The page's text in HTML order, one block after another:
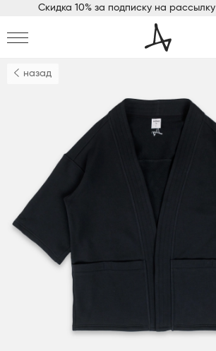
Скидка 10% за подписку на рассылку
назад